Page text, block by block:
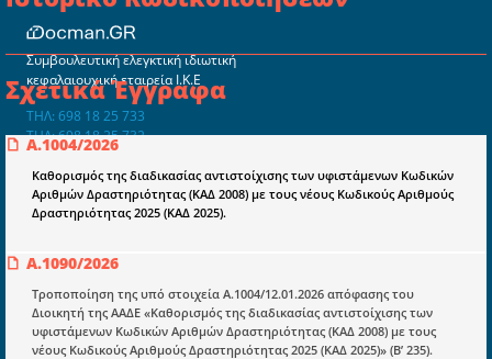
Σχετικά Έγγραφα
Α.1004/2026
Καθορισμός της διαδικασίας αντιστοίχισης των υφιστάμενων Κωδικών
Αριθμών Δραστηριότητας (ΚΑΔ 2008) με τους νέους Κωδικούς Αριθμούς
Δραστηριότητας 2025 (ΚΑΔ 2025).
Α.1090/2026
Τροποποίηση της υπό στοιχεία Α.1004/12.01.2026 απόφασης του
Διοικητή της ΑΑΔΕ «Καθορισμός της διαδικασίας αντιστοίχισης των
υφιστάμενων Κωδικών Αριθμών Δραστηριότητας (ΚΑΔ 2008) με τους
νέους Κωδικούς Αριθμούς Δραστηριότητας 2025 (ΚΑΔ 2025)» (Β’ 235).
Συμβουλευτική ελεγκτική ιδιωτική
κεφαλαιουχική εταιρεία Ι.Κ.Ε
ΤΗΛ: 698 18 25 733
ΤΗΛ: 698 18 25 732
mydocmangr@gmail.com
Docman.gr
Μια πολυετής εθελοντική προσπάθεια που
μετατράπηκε σε επιχειρηματική οντότητα και φιλοδοξεί να συμβάλλει
στην διάδοση της γνώσης.